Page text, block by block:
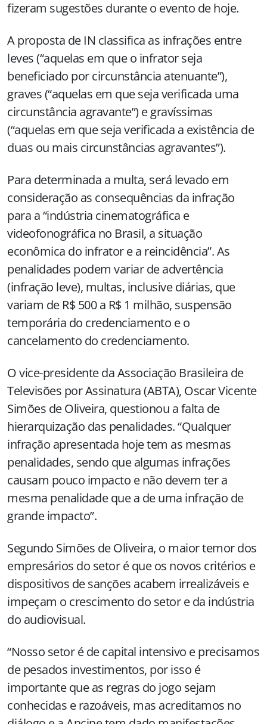
fizeram sugestões durante o evento de hoje.
A proposta de IN classifica as infrações entre
leves (“aquelas em que o infrator seja
beneficiado por circunstância atenuante”),
graves (“aquelas em que seja verificada uma
circunstância agravante”) e gravíssimas
(“aquelas em que seja verificada a existência de
duas ou mais circunstâncias agravantes”).
Para determinada a multa, será levado em
consideração as consequências da infração
para a “indústria cinematográfica e
videofonográfica no Brasil, a situação
econômica do infrator e a reincidência”. As
penalidades podem variar de advertência
(infração leve), multas, inclusive diárias, que
variam de R$ 500 a R$ 1 milhão, suspensão
temporária do credenciamento e o
cancelamento do credenciamento.
O vice-presidente da Associação Brasileira de
Televisões por Assinatura (ABTA), Oscar Vicente
Simões de Oliveira, questionou a falta de
hierarquização das penalidades. “Qualquer
infração apresentada hoje tem as mesmas
penalidades, sendo que algumas infrações
causam pouco impacto e não devem ter a
mesma penalidade que a de uma infração de
grande impacto”.
Segundo Simões de Oliveira, o maior temor dos
empresários do setor é que os novos critérios e
dispositivos de sanções acabem irrealizáveis e
impeçam o crescimento do setor e da indústria
do audiovisual.
“Nosso setor é de capital intensivo e precisamos
de pesados investimentos, por isso é
importante que as regras do jogo sejam
conhecidas e razoáveis, mas acreditamos no